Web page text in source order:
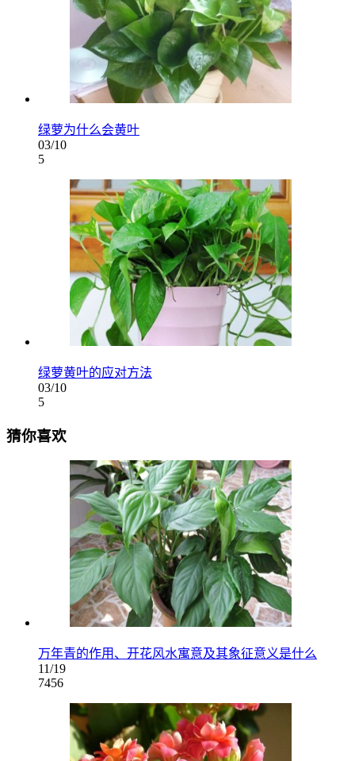
绿萝为什么会黄叶
03/10
5
绿萝黄叶的应对方法
03/10
5
猜你喜欢
万年青的作用、开花风水寓意及其象征意义是什么
11/19
7456